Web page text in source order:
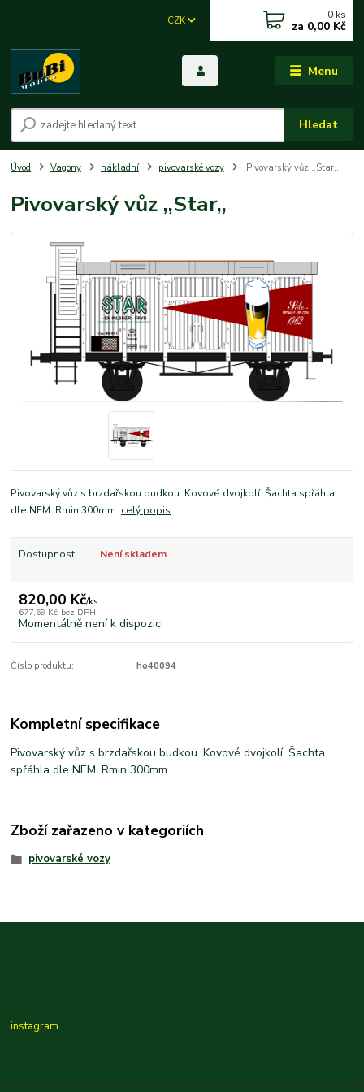
Menu
CZK
Hledat
0 ks
za 0,00 Kč
Úvod Vagony nákladní pivovarské vozy Pivovarský vůz ,,Star,,
Pivovarský vůz ,,Star,,
Pivovarský vůz s brzdařskou budkou. Kovové dvojkolí. Šachta spřáhla
dle NEM. Rmin 300mm. celý popis
Dostupnost Není skladem
820,00 Kč/ks
677,69 Kč bez DPH
Momentálně není k dispozici
Číslo produktu: ho40094
Kompletní specifikace
Pivovarský vůz s brzdařskou budkou. Kovové dvojkolí. Šachta
spřáhla dle NEM. Rmin 300mm.
Zboží zařazeno v kategoriích
pivovarské vozy
instagram